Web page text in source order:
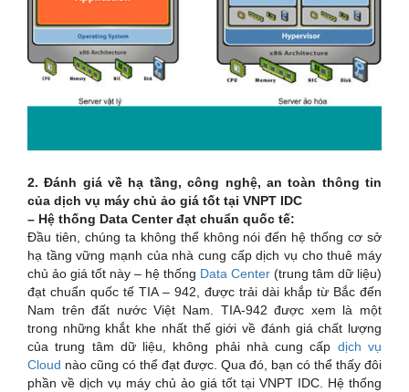
2. Đánh giá về hạ tầng, công nghệ, an toàn thông tin
của dịch vụ máy chủ ảo giá tốt tại VNPT IDC
– Hệ thống Data Center đạt chuẩn quốc tế:
Đầu tiên, chúng ta không thể không nói đến hệ thống cơ sở
hạ tầng vững mạnh của nhà cung cấp dịch vụ cho thuê máy
chủ ảo giá tốt này – hệ thống Data Center (trung tâm dữ liệu)
đạt chuẩn quốc tế TIA – 942, được trải dài khắp từ Bắc đến
Nam trên đất nước Việt Nam. TIA-942 được xem là một
trong những khắt khe nhất thế giới về đánh giá chất lượng
của trung tâm dữ liệu, không phải nhà cung cấp dịch vụ
Cloud nào cũng có thể đạt được. Qua đó, bạn có thể thấy đôi
phần về dịch vụ máy chủ ảo giá tốt tại VNPT IDC. Hệ thống